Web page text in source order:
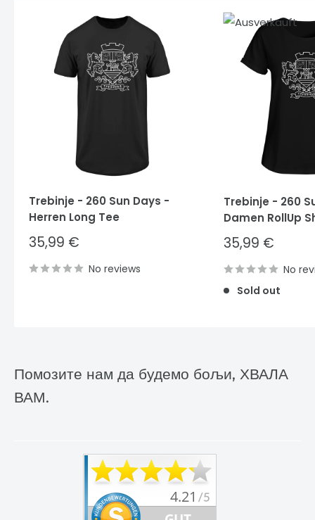
Trebinje - 260 Sun Days -
Herren Long Tee
Sale
price
35,99 €
No reviews
Trebinje - 260
Damen RollUp
Sale
price
35,99 €
No
Sold out
Помозите нам да будемо бољи, ХВАЛА
ВАМ.